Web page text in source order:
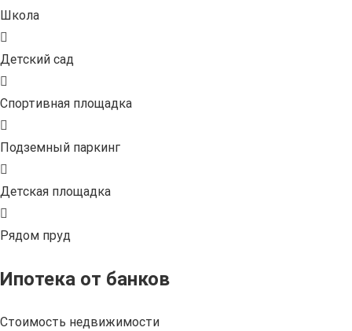
Школа
Детский сад
Спортивная площадка
Подземный паркинг
Детская площадка
Рядом пруд
Ипотека от банков
Стоимость недвижимости